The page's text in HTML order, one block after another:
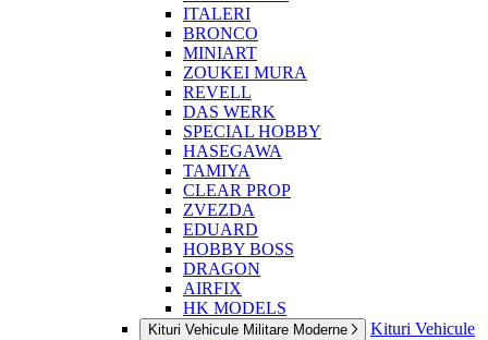
ITALERI
BRONCO
MINIART
ZOUKEI MURA
REVELL
DAS WERK
SPECIAL HOBBY
HASEGAWA
TAMIYA
CLEAR PROP
ZVEZDA
EDUARD
HOBBY BOSS
DRAGON
AIRFIX
HK MODELS
Kituri Vehicule Militare Moderne
Kituri Vehicule